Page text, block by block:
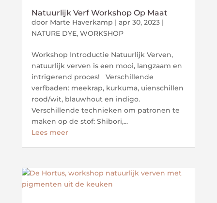
Natuurlijk Verf Workshop Op Maat
door Marte Haverkamp | apr 30, 2023|
NATURE DYE, WORKSHOP
Workshop Introductie Natuurlijk Verven,
natuurlijk verven is een mooi, langzaam en
intrigerend proces! Verschillende
verfbaden: meekrap, kurkuma, uienschillen
rood/wit, blauwhout en indigo.
Verschillende technieken om patronen te
maken op de stof: Shibori,...
Lees meer